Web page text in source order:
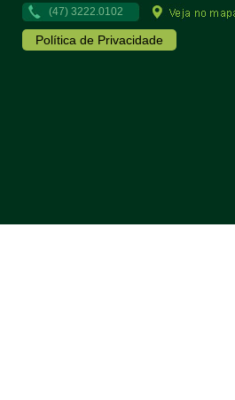
(47) 3222.0102
Política de Privacidade